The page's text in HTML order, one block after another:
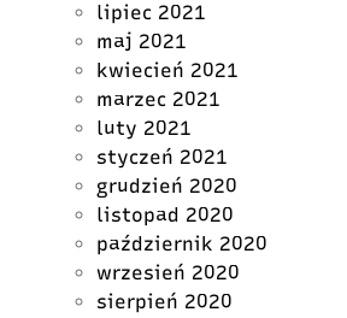
lipiec 2021
maj 2021
kwiecień 2021
marzec 2021
luty 2021
styczeń 2021
grudzień 2020
listopad 2020
październik 2020
wrzesień 2020
sierpień 2020